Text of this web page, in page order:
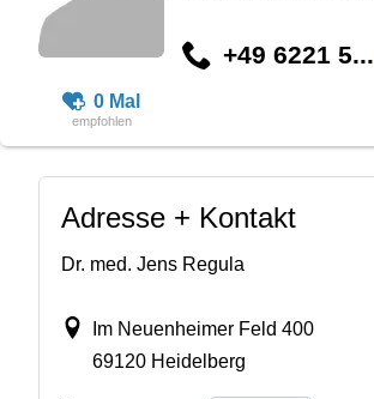
0 Mal
+49 6221 5...
Adresse + Kontakt
Dr. med. Jens Regula
Im Neuenheimer Feld 400
69120 Heidelberg